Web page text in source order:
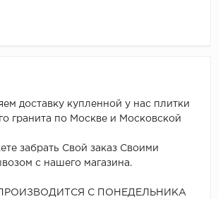
доставку купленной у нас плитки
гранита по Москве и Московской
забрать Свой заказ Своими
с нашего магазина.
С ПОНЕДЕЛЬНИКА